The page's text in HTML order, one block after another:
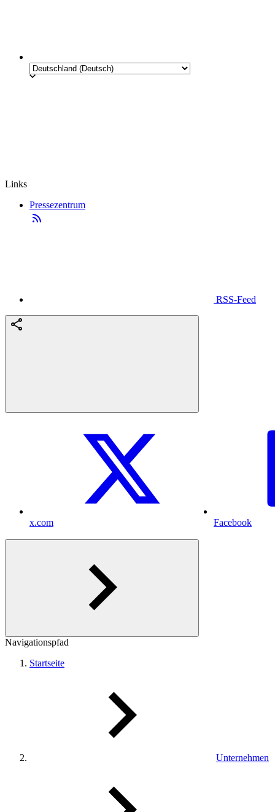
Links
Pressezentrum
RSS-Feed
x.com Facebook
Navigationspfad
Startseite
Unternehmen